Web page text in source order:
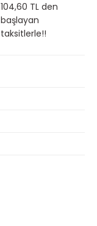
104,60 TL den
başlayan
taksitlerle!!